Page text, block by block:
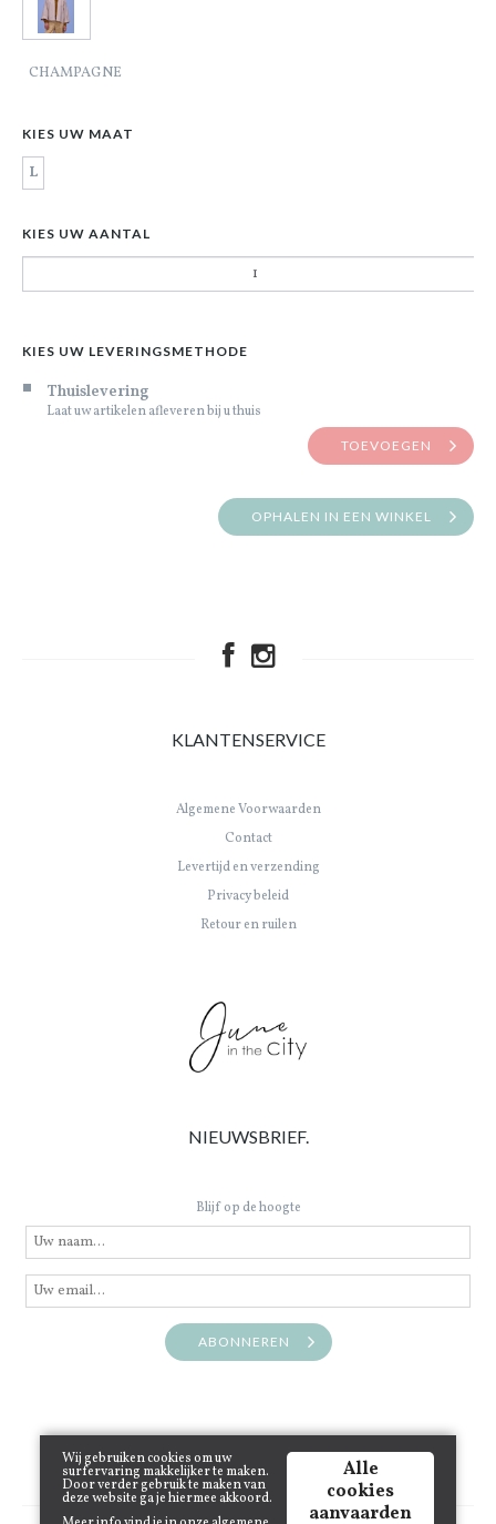
CHAMPAGNE
KIES UW MAAT
L
KIES UW AANTAL
KIES UW LEVERINGSMETHODE
Thuislevering
Laat uw artikelen afleveren bij u thuis
TOEVOEGEN
OPHALEN IN EEN WINKEL
KLANTENSERVICE
Algemene Voorwaarden
Contact
Levertijd en verzending
Privacy beleid
Retour en ruilen
NIEUWSBRIEF.
Blijf op de hoogte
ABONNEREN
Wij gebruiken cookies om uw
surfervaring makkelijker te maken.
Door verder gebruik te maken van
deze website ga je hiermee akkoord.
Alle
cookies
aanvaarden